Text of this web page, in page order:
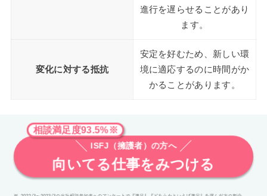
進行を遅らせることがあり
ます。
変化に対する抵抗
安定を好むため、新しい環
境に適応するのに時間がか
かることがあります。
相談満足度93.5%※
ISFJ（擁護者）の方へ
向いてる仕事をみつける